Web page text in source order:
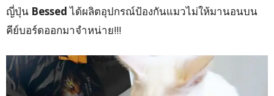
ญี่ปุ่น Bessedได้ผลิตอุปกรณ์ป้องกันแมวไม่ให้มานอนบน
คีย์บอร์ดออกมาจำหน่าย!!!